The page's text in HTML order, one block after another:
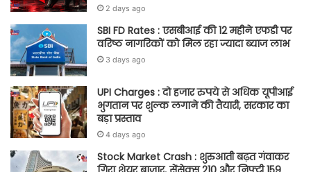
2 days ago
SBI FD Rates : एसबीआई की 12 महीने एफडी पर
वरिष्ठ नागरिकों को मिल रहा ज्यादा ब्याज लाभ
3 days ago
UPI Charges : दो हजार रुपये से अधिक यूपीआई
भुगतान पर शुल्क लगाने की तैयारी, सरकार का
बड़ा प्रस्ताव
4 days ago
Stock Market Crash : शुरुआती बढ़त गंवाकर